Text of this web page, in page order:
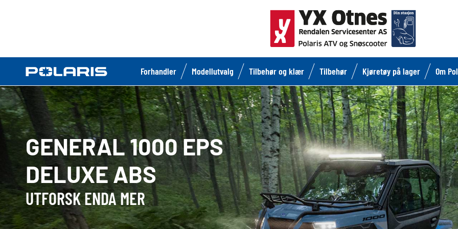
Forhandler Modellutvalg Tilbehør og klær Tilbehør Kjøretøy på lager Om
GENERAL 1000 EPS
DELUXE ABS
UTFORSK ENDA MER